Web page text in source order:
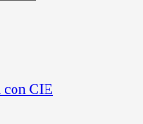
con CIE